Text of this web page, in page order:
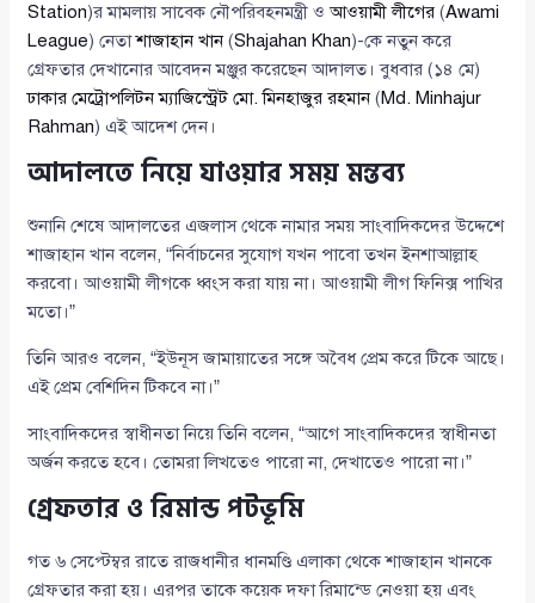
Station)র মামলায় সাবেক নৌপরিবহনমন্ত্রী ওআওয়ামী লীগের (Awami
League) নেতাশাজাহান খান(Shajahan Khan)-কে নতুন করে
গ্রেফতার দেখানোর আবেদন মঞ্জুর করেছেন আদালত। বুধবার (১৪ মে)
ঢাকার মেট্রোপলিটন ম্যাজিস্ট্রেট মো. মিনহাজুর রহমান(Md. Minhajur
Rahman) এই আদেশ দেন।
আদালতে নিয়ে যাওয়ার সময় মন্তব্য
শুনানি শেষে আদালতের এজলাস থেকে নামার সময় সাংবাদিকদের উদ্দেশে
শাজাহান খান বলেন, “নির্বাচনের সুযোগ যখন পাবো তখন ইনশাআল্লাহ
করবো। আওয়ামী লীগকে ধ্বংস করা যায় না। আওয়ামী লীগ ফিনিক্স পাখির
মতো।”
তিনি আরও বলেন, “ইউনূস জামায়াতের সঙ্গে অবৈধ প্রেম করে টিকে আছে।
এই প্রেম বেশিদিন টিকবে না।”
সাংবাদিকদের স্বাধীনতা নিয়ে তিনি বলেন, “আগে সাংবাদিকদের স্বাধীনতা
অর্জন করতে হবে। তোমরা লিখতেও পারো না, দেখাতেও পারো না।”
গ্রেফতার ও রিমান্ড পটভূমি
গত ৬ সেপ্টেম্বর রাতে রাজধানীর ধানমণ্ডি এলাকা থেকে শাজাহান খানকে
গ্রেফতার করা হয়। এরপর তাকে কয়েক দফা রিমান্ডে নেওয়া হয় এবং